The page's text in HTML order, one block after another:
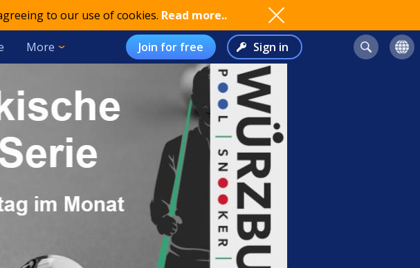
to our use of cookies. Read more..
More Join for free Sign in